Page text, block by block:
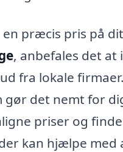
en præcis pris på dit
, anbefales det at
fra lokale
gør det nemt for
priser og
kan hjælpe med